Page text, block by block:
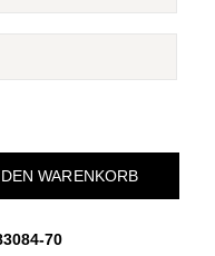
WARENKORB
70